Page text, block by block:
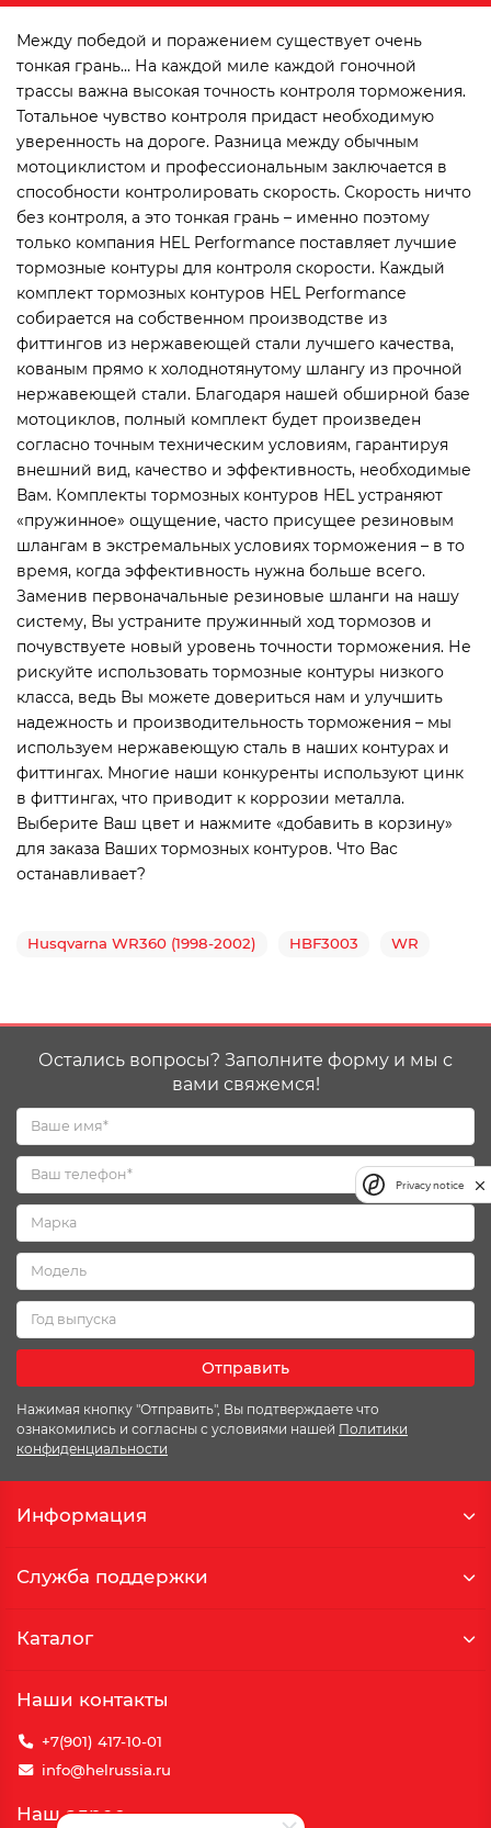
Между победой и поражением существует очень
тонкая грань... На каждой миле каждой гоночной
трассы важна высокая точность контроля торможения.
Тотальное чувство контроля придаст необходимую
уверенность на дороге. Разница между обычным
мотоциклистом и профессиональным заключается в
способности контролировать скорость. Скорость ничто
без контроля, а это тонкая грань – именно поэтому
только компания HEL Performance поставляет лучшие
тормозные контуры для контроля скорости. Каждый
комплект тормозных контуров HEL Performance
собирается на собственном производстве из
фиттингов из нержавеющей стали лучшего качества,
кованым прямо к холоднотянутому шлангу из прочной
нержавеющей стали. Благодаря нашей обширной базе
мотоциклов, полный комплект будет произведен
согласно точным техническим условиям, гарантируя
внешний вид, качество и эффективность, необходимые
Вам. Комплекты тормозных контуров HEL устраняют
«пружинное» ощущение, часто присущее резиновым
шлангам в экстремальных условиях торможения – в то
время, когда эффективность нужна больше всего.
Заменив первоначальные резиновые шланги на нашу
систему, Вы устраните пружинный ход тормозов и
почувствуете новый уровень точности торможения. Не
рискуйте использовать тормозные контуры низкого
класса, ведь Вы можете довериться нам и улучшить
надежность и производительность торможения – мы
используем нержавеющую сталь в наших контурах и
фиттингах. Многие наши конкуренты используют цинк
в фиттингах, что приводит к коррозии металла.
Выберите Ваш цвет и нажмите «добавить в корзину»
для заказа Ваших тормозных контуров. Что Вас
останавливает?
Husqvarna WR360 (1998-2002) HBF3003 WR
Остались вопросы? Заполните форму и мы с
вами свяжемся!
Отправить
Нажимая кнопку "Отправить", Вы подтверждаете что
ознакомились и согласны с условиями нашей Политики
конфиденциальности
Информация
Служба поддержки
Каталог
Наши контакты
+7(901) 417-10-01
info@helrussia.ru
Наш адрес
Privacy notice